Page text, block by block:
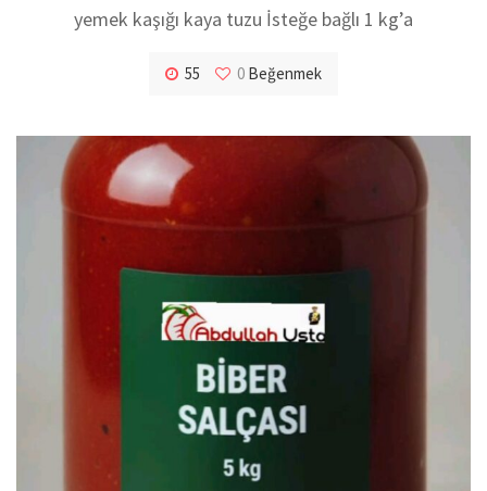
yemek kaşığı kaya tuzu İsteğe bağlı 1 kg’a
55 0 Beğenmek